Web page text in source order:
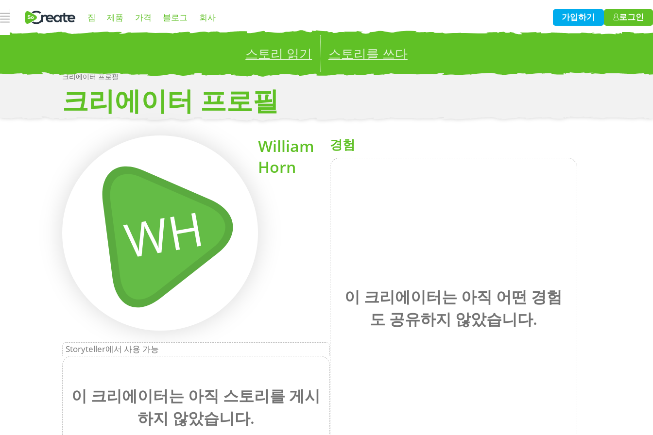
내비게이션 열기 집 제품 가격 블로그 회사 가입하기 로그인
스토리 읽기 스토리를 쓰다
Publish your stories to a global audience.
크리에이터 프로필
크리에이터 프로필
WH
William
Horn
Storyteller에서 사용 가능
이 크리에이터는 아직 스토리를 게시
하지 않았습니다.
경험
이 크리에이터는 아직 어떤 경험
도 공유하지 않았습니다.